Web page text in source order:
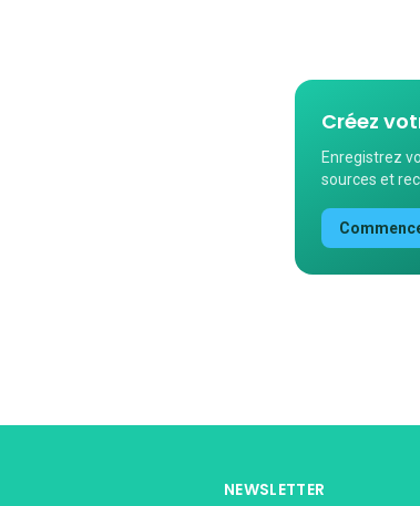
Créez
Enregistrez
sources et
NEWSLETTER